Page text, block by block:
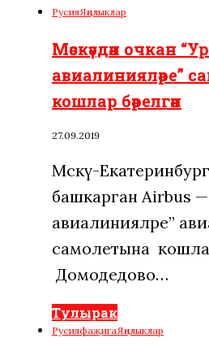
РусияЯңалыклар
Мәскәүдән очкан
авиалинияләре”
кошлар бәрелгән
27.09.2019
Мәскәү-
башкарган Airbus —
авиалинияләре”
самолетына кошлар
Домодедово…
Тулырак
РусияфаҗигаЯңалыклар